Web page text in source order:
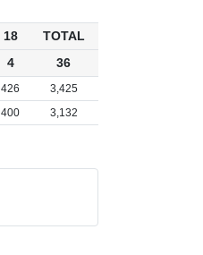
18
TOTAL
4 36
426
3,425
400 3,132